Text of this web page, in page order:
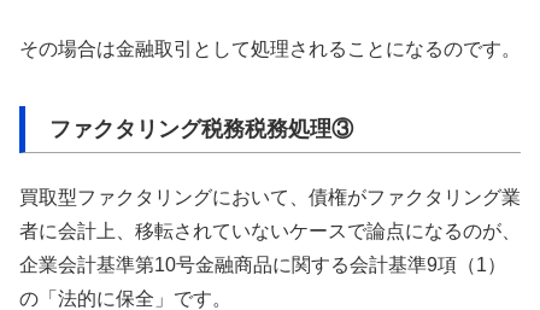
その場合は金融取引として処理されることになるのです。
ファクタリング税務税務処理③
買取型ファクタリングにおいて、債権がファクタリング業
者に会計上、移転されていないケースで論点になるのが、
企業会計基準第10号金融商品に関する会計基準9項（1）
の「法的に保全」です。